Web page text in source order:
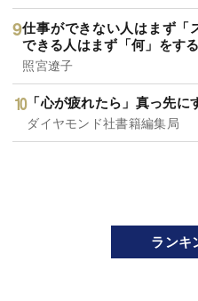
仕事ができない人はまず「
できる人はまず「何」をす
照宮遼子
「心が疲れたら」真っ先に
ダイヤモンド社書籍編集局
ランキ